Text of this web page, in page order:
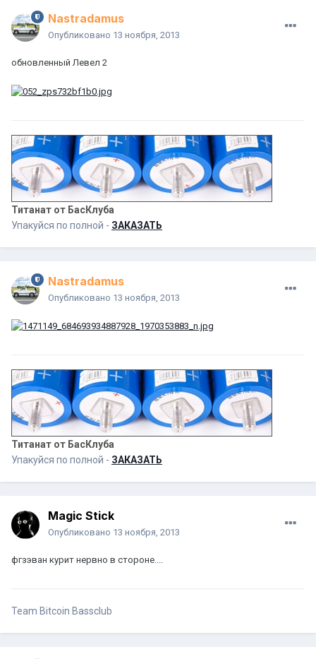
Nastradamus
Опубликовано 13 ноября, 2013
обновленный Левел 2
Титанат от БасКлуба
Упакуйся по полной - ЗАКАЗАТЬ
Nastradamus
Опубликовано 13 ноября, 2013
Титанат от БасКлуба
Упакуйся по полной - ЗАКАЗАТЬ
Magic Stick
Опубликовано 13 ноября, 2013
фгзэван курит нервно в стороне....
Team Bitcoin Bassclub